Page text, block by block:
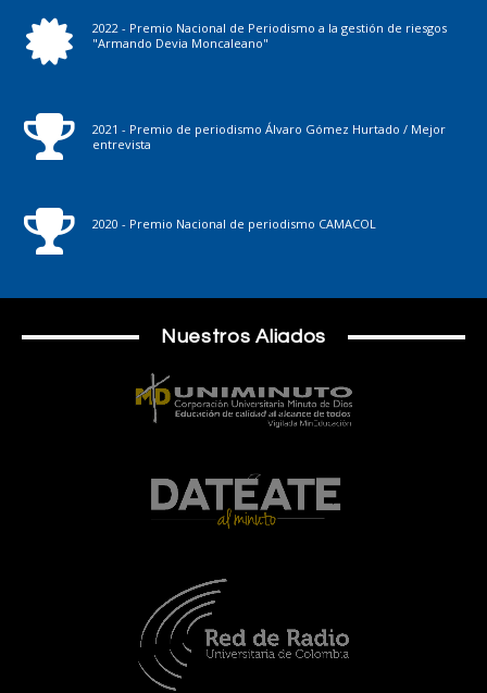
2022 - Premio Nacional de Periodismo a la gestión de riesgos
"Armando Devia Moncaleano"
2021 - Premio de periodismo Álvaro Gómez Hurtado / Mejor
entrevista
2020 - Premio Nacional de periodismo CAMACOL
Nuestros Aliados